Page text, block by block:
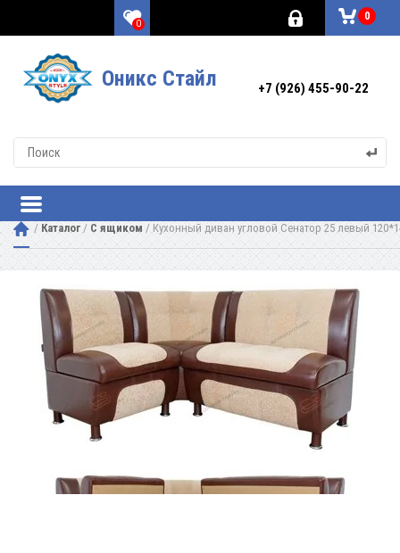
0
0
Оникс Стайл +7 (926) 455-90-22
/ Каталог / С ящиком / Кухонный диван угловой Сенатор 25 левый